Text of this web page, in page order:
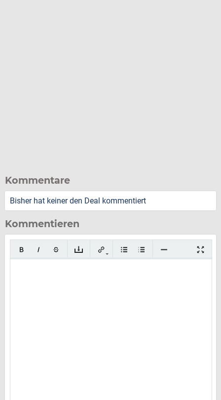
Kommentare
Bisher hat keiner den Deal kommentiert
Kommentieren